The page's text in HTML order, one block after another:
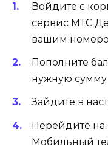
Войдите с
сервис МТС
вашим
Пополните
нужную сумму
Зайдите в
Перейдите на
Мобильный